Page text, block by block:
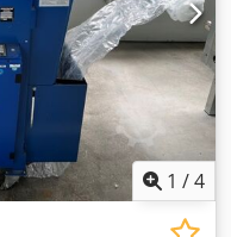
1 /4